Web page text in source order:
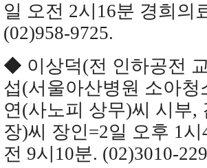
일 오전 2시16분 경희의
(02)958-9725.
◆ 이상덕(전 인하공전
섭(서울아산병원 소아
연(사노피 상무)씨 시부,
장)씨 장인=2일 오후 1
전 9시10분. (02)3010-